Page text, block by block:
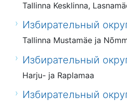
Tallinna Kesklinna,
Избирательный
Tallinna Mustamäe ja
Избирательный
Harju- ja Raplamaa
Избирательный